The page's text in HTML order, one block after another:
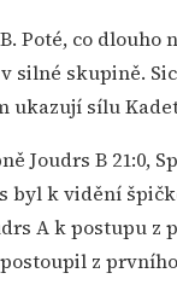
Poté, co dlouho
silné skupině.
ukazují sílu
Joudrs B 21:0,
byl k vidění
A k postupu
z